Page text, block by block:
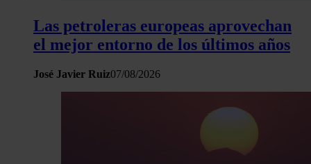
Las petroleras europeas aprovechan
el mejor entorno de los últimos años
José Javier Ruiz07/08/2026